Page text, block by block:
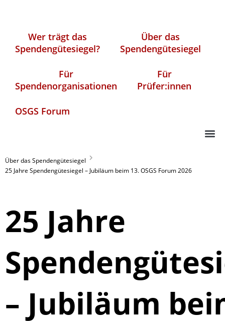
Wer trägt das
Spendengütesiegel?
Über das
Spendengütesiegel
Für
Spendenorganisationen
Für
Prüfer:innen
OSGS Forum
Über das Spendengütesiegel
25 Jahre Spendengütesiegel – Jubiläum beim 13. OSGS Forum 2026
25 Jahre
– Jubiläum